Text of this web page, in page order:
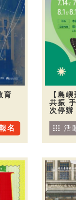
育
名
【島
共振
次停辦
活